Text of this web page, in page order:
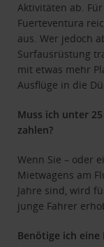
Aktivitäten ab.
Fuerteventura
aus. Wer jedoch
Surfausrüstung
mit etwas mehr
Ausflüge in die
Muss ich unter
zahlen?
Wenn Sie – oder
Mietwagens am
Jahre sind, wird
junge Fahrer
Benötige ich